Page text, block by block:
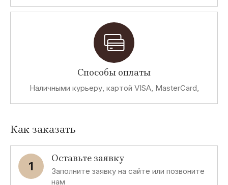
Способы оплаты
Наличными курьеру, картой VISA, MasterCard,
Как заказать
1
Оставьте заявку
Заполните заявку на сайте или позвоните
нам